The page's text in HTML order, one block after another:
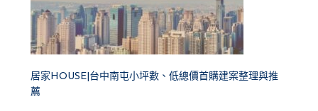
居家HOUSE|台中南屯小坪數、低總價首購建案整理與推
薦